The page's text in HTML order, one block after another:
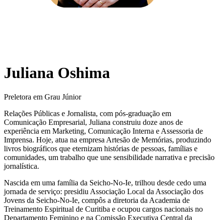
Juliana Oshima
Preletora em Grau Júnior
Relações Públicas e Jornalista, com pós-graduação em
Comunicação Empresarial, Juliana construiu doze anos de
experiência em Marketing, Comunicação Interna e Assessoria de
Imprensa. Hoje, atua na empresa Artesão de Memórias, produzindo
livros biográficos que eternizam histórias de pessoas, famílias e
comunidades, um trabalho que une sensibilidade narrativa e precisão
jornalística.
Nascida em uma família da Seicho-No-Ie, trilhou desde cedo uma
jornada de serviço: presidiu Associação Local da Associação dos
Jovens da Seicho-No-Ie, compôs a diretoria da Academia de
Treinamento Espiritual de Curitiba e ocupou cargos nacionais no
Departamento Feminino e na Comissão Executiva Central da